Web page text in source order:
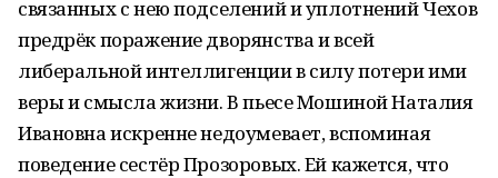
связанных с нею подселений и уплотнений Чехов
предрёк поражение дворянства и всей
либеральной интеллигенции в силу потери ими
веры и смысла жизни. В пьесе Мошиной Наталия
Ивановна искренне недоумевает, вспоминая
поведение сестёр Прозоровых. Ей кажется, что